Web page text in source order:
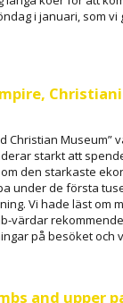
i januari, som
Christian Museum”
starkt att
den starkaste
under de första
Vi hade läst om
värdar
på besöket och
and upper